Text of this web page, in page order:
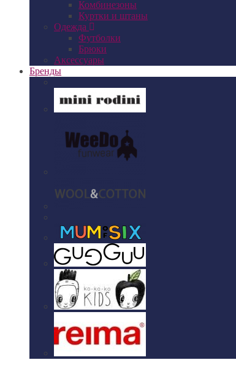
Комбинезоны
Куртки и штаны
Одежда
Футболки
Брюки
Аксессуары
Бренды